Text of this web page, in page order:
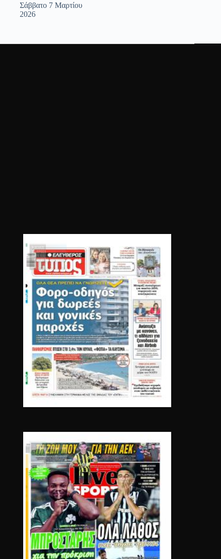
Σάββατο 7 Μαρτίου
2026